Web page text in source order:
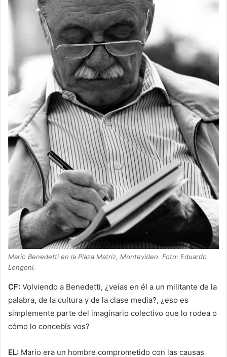
Mario Benedetti en la Plaza Matriz, Montevideo. Foto: Eduardo
Longoni.
CF: Volviendo a Benedetti, ¿veías en él a un militante de la
palabra, de la cultura y de la clase media?, ¿eso es
simplemente parte del imaginario colectivo que lo rodea o
cómo lo concebís vos?
EL: Mario era un hombre comprometido con las causas